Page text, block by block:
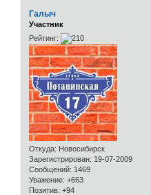
Галыч
Участник
Рейтинг:
Откуда: Новосибирск
Зарегистрирован: 19-07-2009
Сообщений: 1469
Уважение: +663
Позитив: +94